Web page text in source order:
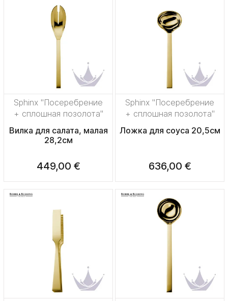
Sphinx "Посеребрение
+ сплошная позолота"
Вилка для салата, малая
28,2см
449,00 €
Sphinx "Посеребрение
+ сплошная позолота"
Ложка для соуса 20,5см
636,00 €